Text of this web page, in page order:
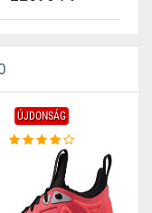
ÚJDONSÁG